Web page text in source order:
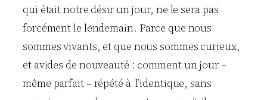
qui était notre désir un jour, ne le sera pas
forcément le lendemain. Parce que nous
sommes vivants, et que nous sommes curieux,
et avides de nouveauté : comment un jour –
même parfait – répété à l’identique, sans